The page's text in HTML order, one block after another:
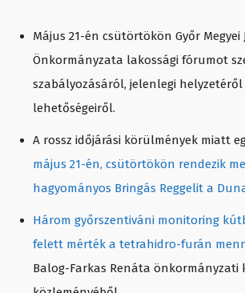
Május 21-én csütörtökön Győr Megyei
Önkormányzata lakossági fórumot
szabályozásáról, jelenlegi helyzetéről
lehetőségeiről.
A rossz időjárási körülmények miatt
május 21-én, csütörtökön rendezik
hagyományos Bringás Reggelit a
Három győrszentiváni monitoring
felett mérték a tetrahidro-furán
Balog-Farkas Renáta önkormányzati